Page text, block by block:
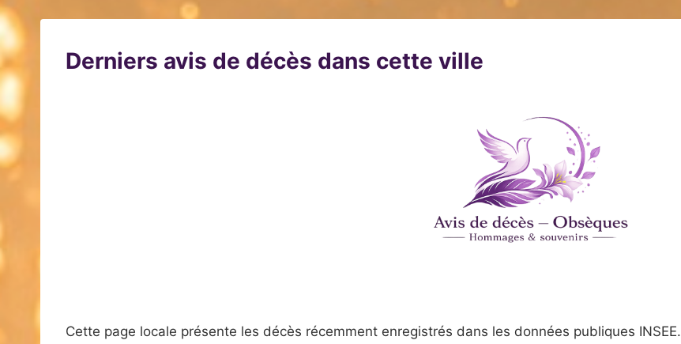
Derniers avis de décès dans cette ville
Cette page locale présente les décès récemment enregistrés dans les données publiques INSEE.